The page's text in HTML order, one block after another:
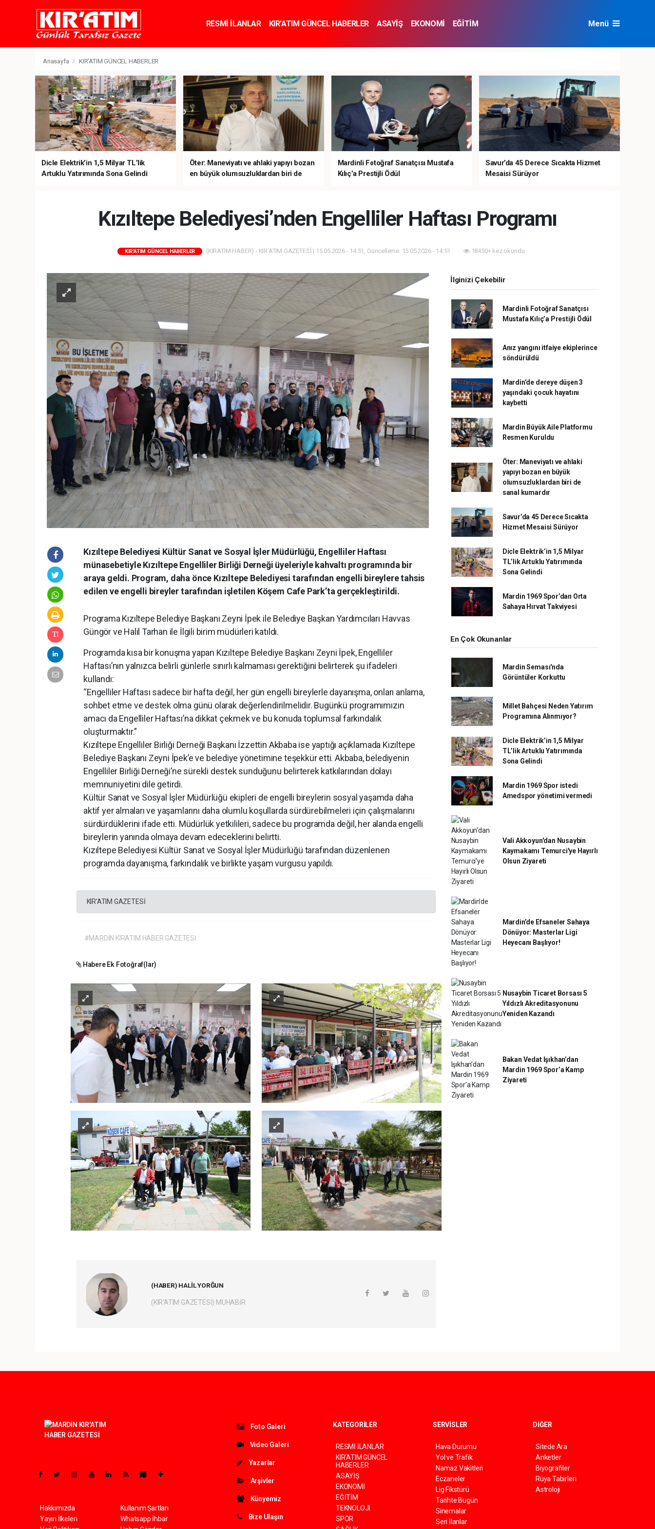
RESMİ İLANLAR KIR'ATIM GÜNCEL HABERLER ASAYİŞ EKONOMİ
EĞİTİM
Menü
Anasayfa KIR'ATIM GÜNCEL HABERLER
Dicle Elektrik’in 1,5 Milyar TL’lik
Artuklu Yatırımında Sona Gelindi
Öter: Maneviyatı ve ahlaki yapıyı bozan
en büyük olumsuzluklardan biri de
Mardinli Fotoğraf Sanatçısı Mustafa
Kılıç’a Prestijli Ödül
Savur’da 45 Derece Sıcakta Hizmet
Mesaisi Sürüyor
Kızıltepe Belediyesi’nden Engelliler Haftası Programı
KIR'ATIM GÜNCEL HABERLER (KIRATIM HABER) - KIR'ATIM GAZETESİ | 15.05.2026 - 14:51, Güncelleme: 15.05.2026 - 14:51 18450+ kez okundu.
Kızıltepe Belediyesi Kültür Sanat ve Sosyal İşler Müdürlüğü, Engelliler Haftası
münasebetiyle Kızıltepe Engelliler Birliği Derneği üyeleriyle kahvaltı programında bir
araya geldi. Program, daha önce Kızıltepe Belediyesi tarafından engelli bireylere tahsis
edilen ve engelli bireyler tarafından işletilen Köşem Cafe Park’ta gerçekleştirildi.
Programa Kızıltepe Belediye Başkanı Zeyni İpek ile Belediye Başkan Yardımcıları Havvas
Güngör ve Halil Tarhan ile İlgili birim müdürleri katıldı.
Programda kısa bir konuşma yapan Kızıltepe Belediye Başkanı Zeyni İpek, Engelliler
Haftası’nın yalnızca belirli günlerle sınırlı kalmaması gerektiğini belirterek şu ifadeleri
kullandı:
“Engelliler Haftası sadece bir hafta değil, her gün engelli bireylerle dayanışma, onları anlama,
sohbet etme ve destek olma günü olarak değerlendirilmelidir. Bugünkü programımızın
amacı da Engelliler Haftası’na dikkat çekmek ve bu konuda toplumsal farkındalık
oluşturmaktır.”
Kızıltepe Engelliler Birliği Derneği Başkanı İzzettin Akbaba ise yaptığı açıklamada Kızıltepe
Belediye Başkanı Zeyni İpek’e ve belediye yönetimine teşekkür etti. Akbaba, belediyenin
Engelliler Birliği Derneği’ne sürekli destek sunduğunu belirterek katkılarından dolayı
memnuniyetini dile getirdi.
Kültür Sanat ve Sosyal İşler Müdürlüğü ekipleri de engelli bireylerin sosyal yaşamda daha
aktif yer almaları ve yaşamlarını daha olumlu koşullarda sürdürebilmeleri için çalışmalarını
sürdürdüklerini ifade etti. Müdürlük yetkilileri, sadece bu programda değil, her alanda engelli
bireylerin yanında olmaya devam edeceklerini belirtti.
Kızıltepe Belediyesi Kültür Sanat ve Sosyal İşler Müdürlüğü tarafından düzenlenen
programda dayanışma, farkındalık ve birlikte yaşam vurgusu yapıldı.
KIR'ATIM GAZETESİ
#MARDİN KIRATIM HABER GAZETESİ
Habere Ek Fotoğraf(lar)
(HABER) HALİL YORĞUN
(KIR'ATIM GAZETESİ) MUHABİR
İlginizi Çekebilir
Mardinli Fotoğraf Sanatçısı
Mustafa Kılıç’a Prestijli Ödül
Anız yangını itfaiye ekiplerince
söndürüldü
Mardin’de dereye düşen 3
yaşındaki çocuk hayatını
kaybetti
Mardin Büyük Aile Platformu
Resmen Kuruldu
Öter: Maneviyatı ve ahlaki
yapıyı bozan en büyük
olumsuzluklardan biri de
sanal kumardır
Savur’da 45 Derece Sıcakta
Hizmet Mesaisi Sürüyor
Dicle Elektrik’in 1,5 Milyar
TL’lik Artuklu Yatırımında
Sona Gelindi
Mardin 1969 Spor’dan Orta
Sahaya Hırvat Takviyesi
En Çok Okunanlar
Mardin Seması'nda
Görüntüler Korkuttu
Millet Bahçesi Neden Yatırım
Programına Alınmıyor?
Dicle Elektrik’in 1,5 Milyar
TL’lik Artuklu Yatırımında
Sona Gelindi
Mardin 1969 Spor istedi
Amedspor yönetimi vermedi
Vali Akkoyun'dan Nusaybin
Kaymakamı Temurci'ye Hayırlı
Olsun Ziyareti
Mardin’de Efsaneler Sahaya
Dönüyor: Masterlar Ligi
Heyecanı Başlıyor!
Nusaybin Ticaret Borsası 5
Yıldızlı Akreditasyonunu
Yeniden Kazandı
Bakan Vedat Işıkhan’dan
Mardin 1969 Spor’a Kamp
Ziyareti
Hakkımızda
Yayın İlkeleri
Kullanım Şartları
Whatsapp İhbar
Foto Galeri
Video Galeri
Yazarlar
Arşivler
Künyemiz
Bize Ulaşın
KATEGORİLER
RESMİ İLANLAR
KIR'ATIM GÜNCEL
HABERLER
ASAYİŞ
EKONOMİ
EĞİTİM
TEKNOLOJİ
SPOR
SERVİSLER
Hava Durumu
Yol ve Trafik
Namaz Vakitleri
Eczaneler
Lig Fikstürü
Tarihte Bugün
Sinemalar
Seri İlanlar
DİĞER
Sitede Ara
Anketler
Biyografiler
Rüya Tabirleri
Astroloji